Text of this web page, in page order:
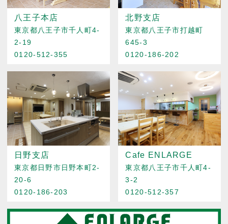
八王子本店
東京都八王子市千人町4-
2-19
0120-512-355
北野支店
東京都八王子市打越町
645-3
0120-186-202
日野支店
東京都日野市日野本町2-
20-6
0120-186-203
Cafe ENLARGE
東京都八王子市千人町4-
3-2
0120-512-357